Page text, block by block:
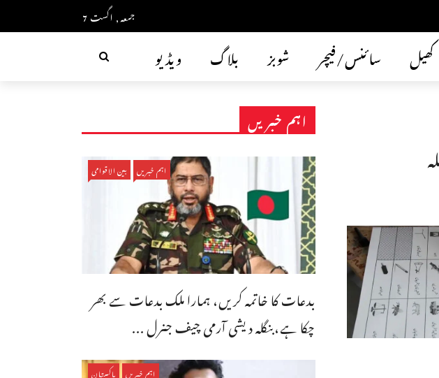
جمعہ, اگست 7
ویڈیو بلاگ شوبز سائنس/فیچر کھیل
اہم خبریں
اہم خبریں بین الاقوامی
بدعات کا خاتمہ کریں، ہمارا ملک بدعات سے بھر
چکا ہے،بنگله دیشی آرمی چیف جنرل ...
اہم خبریں پاکستان